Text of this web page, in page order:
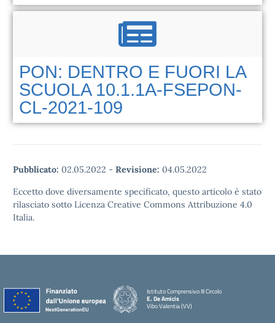
PON: DENTRO E FUORI LA
SCUOLA 10.1.1A-FSEPON-
CL-2021-109
Pubblicato: 02.05.2022 - Revisione: 04.05.2022
Eccetto dove diversamente specificato, questo articolo è stato
rilasciato sotto Licenza Creative Commons Attribuzione 4.0
Italia.
Istituto Comprensivo III Circolo
E. De Amicis
Vibo Valentia (VV)